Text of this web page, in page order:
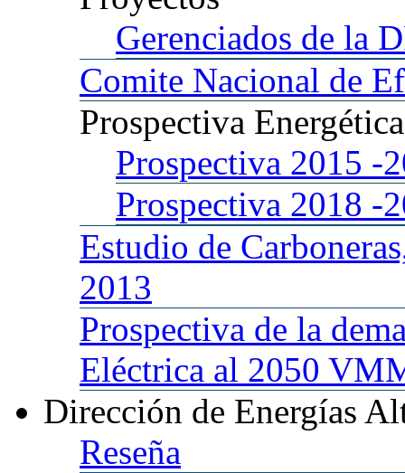
Gerenciados de la
Comite Nacional de
Prospectiva
Prospectiva 2015 -
Prospectiva 2018 -
Estudio de
2013
Prospectiva de la
Eléctrica al 2050
Dirección de Energías
Reseña